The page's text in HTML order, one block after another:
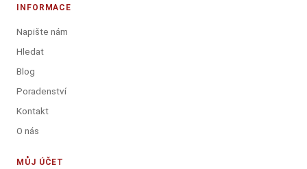
INFORMACE
Napište nám
Hledat
Blog
Poradenství
Kontakt
O nás
MŮJ ÚČET